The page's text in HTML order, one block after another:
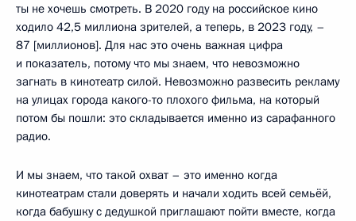
ты не хочешь смотреть. В 2020 году на российское кино
ходило 42,5 миллиона зрителей, а теперь, в 2023 году, –
87 [миллионов]. Для нас это очень важная цифра
и показатель, потому что мы знаем, что невозможно
загнать в кинотеатр силой. Невозможно развесить рекламу
на улицах города какого-то плохого фильма, на который
потом бы пошли: это складывается именно из сарафанного
радио.
И мы знаем, что такой охват – это именно когда
кинотеатрам стали доверять и начали ходить всей семьёй,
когда бабушку с дедушкой приглашают пойти вместе, когда